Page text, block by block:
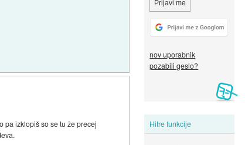
nov uporabnik
pozabili geslo?
Hitre funkcije
pa izklopiš so se tu že precej